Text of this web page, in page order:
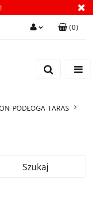
(0)
PODŁOGA-TARAS
Szukaj